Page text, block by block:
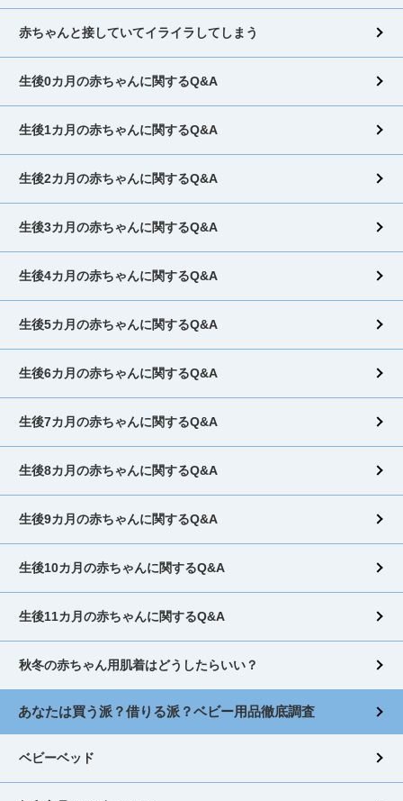
赤ちゃんと接していてイライラしてしまう
生後0カ月の赤ちゃんに関するQ&A
生後1カ月の赤ちゃんに関するQ&A
生後2カ月の赤ちゃんに関するQ&A
生後3カ月の赤ちゃんに関するQ&A
生後4カ月の赤ちゃんに関するQ&A
生後5カ月の赤ちゃんに関するQ&A
生後6カ月の赤ちゃんに関するQ&A
生後7カ月の赤ちゃんに関するQ&A
生後8カ月の赤ちゃんに関するQ&A
生後9カ月の赤ちゃんに関するQ&A
生後10カ月の赤ちゃんに関するQ&A
生後11カ月の赤ちゃんに関するQ&A
秋冬の赤ちゃん用肌着はどうしたらいい？
あなたは買う派？借りる派？ベビー用品徹底調査
ベビーベッド